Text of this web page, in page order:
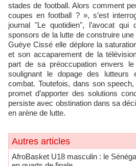
stades de football. Alors comment
coupes en football ? », s’est
journal "Le quotidien", l’avocat qui
sponsors de la lutte de construire
Guèye Cissé elle déplore la
et son accaparement de la
part de sa préoccupation envers
soulignant le dopage des lutteurs
combat. Toutefois, dans son
promet d’apporter des solutions
persiste avec obstination dans sa
en arène de lutte.
Autres articles
AfroBasket U18 masculin : le